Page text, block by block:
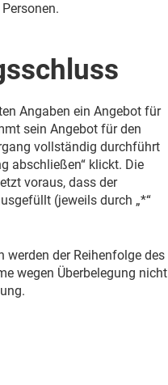
Angaben ein Angebot für
sein Angebot für den
vollständig durchführt
abschließen“ klickt. Die
voraus, dass der
(jeweils durch „*“
werden der Reihenfolge des
wegen Überbelegung nicht